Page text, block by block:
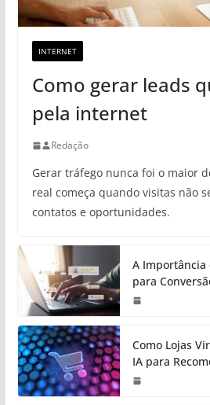
INTERNET
Como gerar leads
pela internet
Redação
Gerar tráfego nunca foi o maior
real começa quando visitas não
contatos e oportunidades.
A Importância
para
Como Lojas
IA para